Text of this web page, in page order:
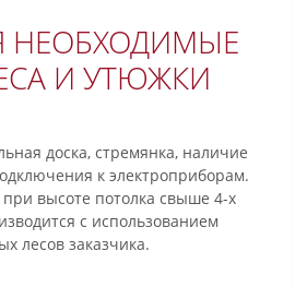
НЕОБХОДИМЫЕ
И УТЮЖКИ
доска, стремянка, наличие
к электроприборам.
высоте потолка свыше 4-х
с использованием
лесов заказчика.